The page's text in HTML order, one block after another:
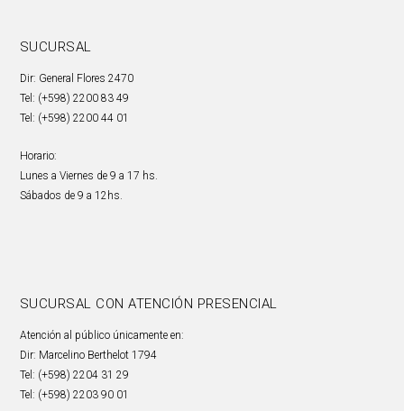
SUCURSAL
Dir: General Flores 2470
Tel: (+598) 2200 83 49
Tel: (+598) 2200 44 01
Horario:
Lunes a Viernes de 9 a 17 hs.
Sábados de 9 a 12hs.
SUCURSAL CON ATENCIÓN PRESENCIAL
Atención al público únicamente en:
Dir: Marcelino Berthelot 1794
Tel: (+598) 2204 31 29
Tel: (+598) 2203 90 01